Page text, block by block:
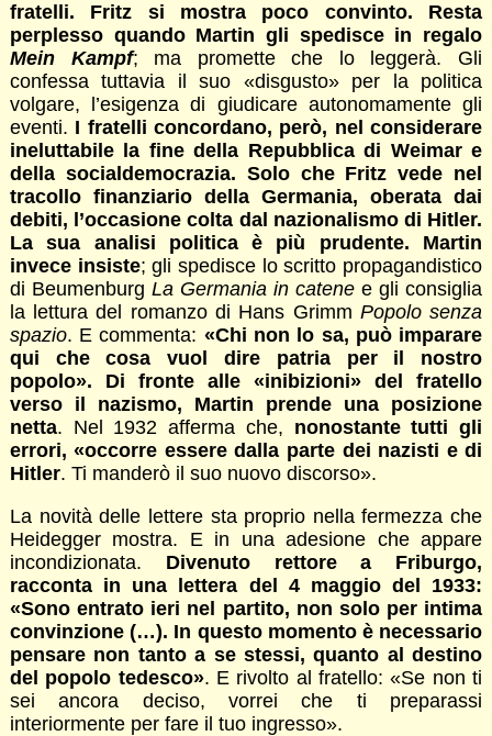
fratelli. Fritz si mostra poco convinto. Resta
perplesso quando Martin gli spedisce in regalo
Mein Kampf; ma promette che lo leggerà. Gli
confessa tuttavia il suo «disgusto» per la politica
volgare, l’esigenza di giudicare autonomamente gli
eventi. I fratelli concordano, però, nel considerare
ineluttabile la fine della Repubblica di Weimar e
della socialdemocrazia. Solo che Fritz vede nel
tracollo finanziario della Germania, oberata dai
debiti, l’occasione colta dal nazionalismo di Hitler.
La sua analisi politica è più prudente. Martin
invece insiste; gli spedisce lo scritto propagandistico
di Beumenburg La Germania in catene e gli consiglia
la lettura del romanzo di Hans Grimm Popolo senza
spazio. E commenta: «Chi non lo sa, può imparare
qui che cosa vuol dire patria per il nostro
popolo». Di fronte alle «inibizioni» del fratello
verso il nazismo, Martin prende una posizione
netta. Nel 1932 afferma che, nonostante tutti gli
errori, «occorre essere dalla parte dei nazisti e di
Hitler. Ti manderò il suo nuovo discorso».
La novità delle lettere sta proprio nella fermezza che
Heidegger mostra. E in una adesione che appare
incondizionata. Divenuto rettore a Friburgo,
racconta in una lettera del 4 maggio del 1933:
«Sono entrato ieri nel partito, non solo per intima
convinzione (…). In questo momento è necessario
pensare non tanto a se stessi, quanto al destino
del popolo tedesco». E rivolto al fratello: «Se non ti
sei ancora deciso, vorrei che ti preparassi
interiormente per fare il tuo ingresso».